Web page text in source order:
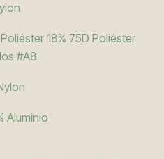
18% 75D Poliéster
#A8
Aluminio